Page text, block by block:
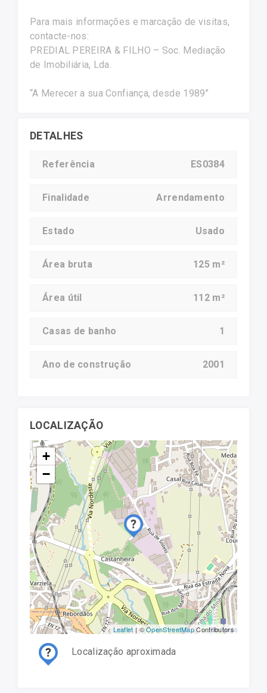
Para mais informações e marcação de visitas,
contacte-nos:
PREDIAL PEREIRA & FILHO – Soc. Mediação
de Imobiliária, Lda.
“A Merecer a sua Confiança, desde 1989”
DETALHES
Referência ES0384
Finalidade Arrendamento
Estado Usado
Área bruta 125 m²
Área útil 112 m²
Casas de banho 1
Ano de construção 2001
LOCALIZAÇÃO
+
−
Leaflet | ©OpenStreetMapContributors
Localização aproximada